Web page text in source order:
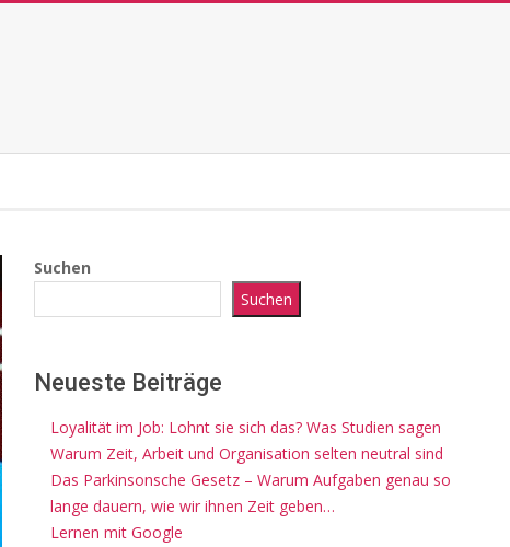
Suchen
Suchen
Neueste Beiträge
Loyalität im Job: Lohnt sie sich das? Was Studien sagen
Warum Zeit, Arbeit und Organisation selten neutral sind
Das Parkinsonsche Gesetz – Warum Aufgaben genau so
lange dauern, wie wir ihnen Zeit geben…
Lernen mit Google